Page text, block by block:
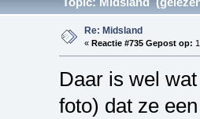
Re: Midsland
« Reactie #735 Gepost op:
Daar is wel
foto) dat ze